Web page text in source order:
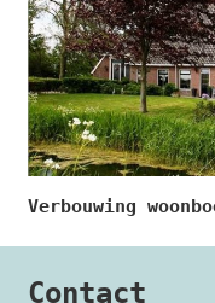
Verbouwing
Contact